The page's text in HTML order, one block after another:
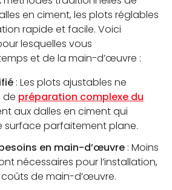
en ciment, les plots réglables
rapide et facile. Voici
lesquelles vous
et de la main-d’œuvre :
: Les plots ajustables ne
de préparation complexe du
aux dalles en ciment qui
surface parfaitement plane.
en main-d’œuvre : Moins
nécessaires pour l’installation,
de main-d’œuvre.